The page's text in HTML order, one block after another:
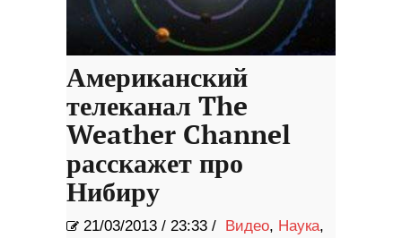
Американский
телеканал The
Weather Channel
расскажет про
Нибиру
21/03/2013 / 23:33 / Видео, Наука,